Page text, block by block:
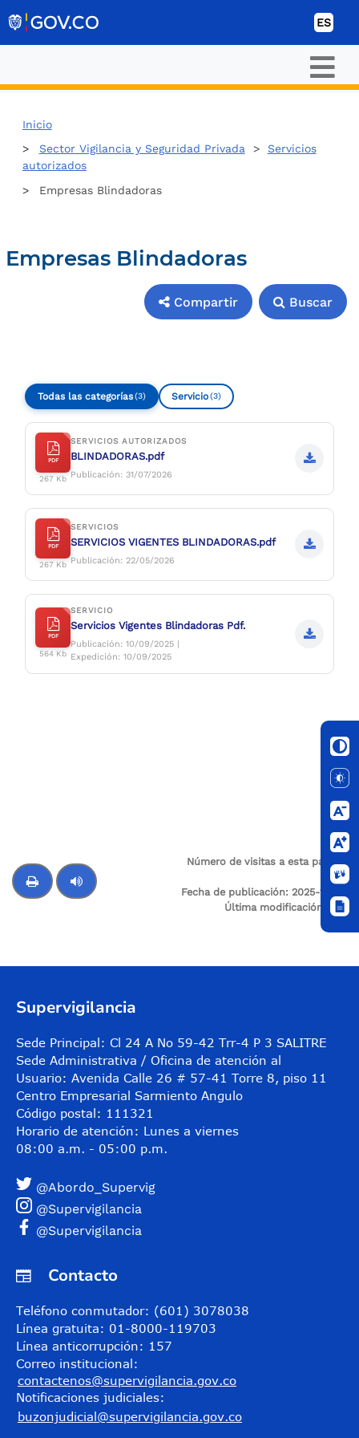
ES
Inicio
Sector Vigilancia y Seguridad Privada> Servicios
autorizados
Empresas Blindadoras
Empresas Blindadoras
Compartir Buscar
Todas las categorías(3) Servicio(3)
PDF
267 Kb
SERVICIOS AUTORIZADOS
BLINDADORAS.pdf
Publicación: 31/07/2026
PDF
267 Kb
SERVICIOS
SERVICIOS VIGENTES BLINDADORAS.pdf
Publicación: 22/05/2026
PDF
564 Kb
SERVICIO
Servicios Vigentes Blindadoras Pdf.
Publicación: 10/09/2025 |
Expedición: 10/09/2025
Número de visitas a esta página:
321
Fecha de publicación: 2025-12-02
Última modificación:
N/A
Supervigilancia
Sede Principal: Cl 24 A No 59-42 Trr-4 P 3 SALITRE
Sede Administrativa / Oficina de atención al
Usuario: Avenida Calle 26 # 57-41 Torre 8, piso 11
Centro Empresarial Sarmiento Angulo
Código postal: 111321
Horario de atención: Lunes a viernes
08:00 a.m. - 05:00 p.m.
@Abordo_Supervig
@Supervigilancia
@Supervigilancia
Contacto
Teléfono conmutador: (601) 3078038
Línea gratuita: 01-8000-119703
Línea anticorrupción: 157
Correo institucional:
contactenos@supervigilancia.gov.co
Notificaciones judiciales:
buzonjudicial@supervigilancia.gov.co